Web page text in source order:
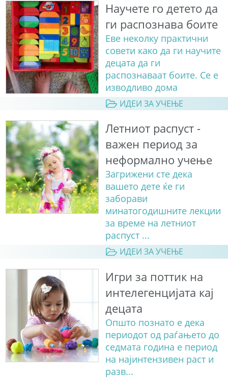
Научете го детето да
ги распознава боите
Еве неколку практични
совети како да ги научите
децата да ги
распознаваат боите. Сe е
изводливо дома
ИДЕИ ЗА УЧЕЊЕ
Летниот распуст -
важен период за
неформално учење
Загрижени сте дека
вашето дете ќе ги
заборави
минатогодишните лекции
за време на летниот
распуст ...
ИДЕИ ЗА УЧЕЊЕ
Игри за поттик на
интелегенцијата кај
децата
Општо познато е дека
периодот од раѓањето до
седмата година е период
на најинтензивен раст и
разв...